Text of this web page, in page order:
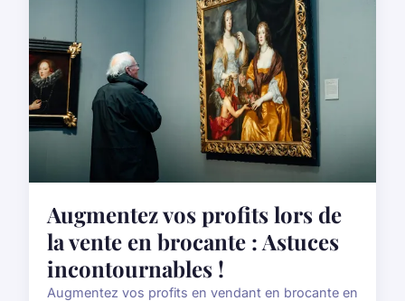
Augmentez vos profits lors de
la vente en brocante : Astuces
incontournables !
Augmentez vos profits en vendant en brocante en